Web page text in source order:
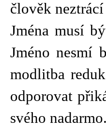
člověk
Jména musí
Jméno nesmí
modlitba
odporovat
svého